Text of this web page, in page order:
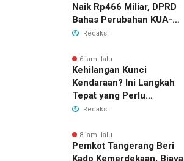
Naik Rp466 Miliar, DPRD
Bahas Perubahan KUA-
PPAS 2026
Redaksi
6 jam lalu
Kehilangan Kunci
Kendaraan? Ini Langkah
Tepat yang Perlu
Dilakukan
Redaksi
8 jam lalu
Pemkot Tangerang Beri
Kado Kemerdekaan, Biaya